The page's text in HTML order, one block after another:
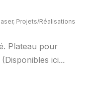
, Projets/Réalisations
Plateau pour
ici...